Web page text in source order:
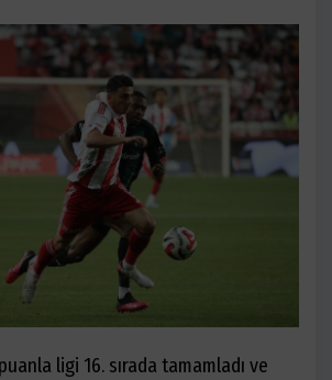
ligi 16. sırada tamamladı ve